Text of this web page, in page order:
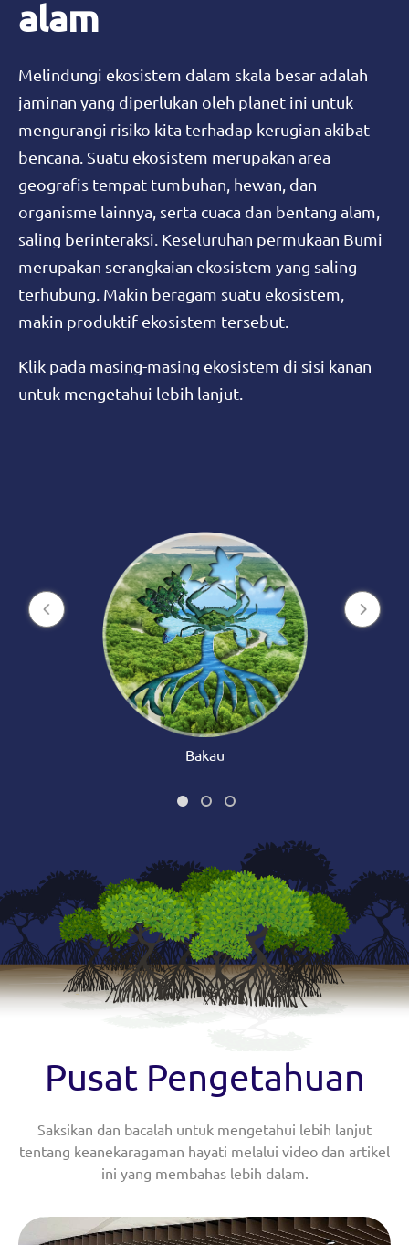
alam
Melindungi ekosistem dalam skala besar adalah
jaminan yang diperlukan oleh planet ini untuk
mengurangi risiko kita terhadap kerugian akibat
bencana. Suatu ekosistem merupakan area
geografis tempat tumbuhan, hewan, dan
organisme lainnya, serta cuaca dan bentang alam,
saling berinteraksi. Keseluruhan permukaan Bumi
merupakan serangkaian ekosistem yang saling
terhubung. Makin beragam suatu ekosistem,
makin produktif ekosistem tersebut.
Klik pada masing-masing ekosistem di sisi kanan
untuk mengetahui lebih lanjut.
Bakau
Pusat Pengetahuan
Saksikan dan bacalah untuk mengetahui lebih lanjut
tentang keanekaragaman hayati melalui video dan artikel
ini yang membahas lebih dalam.